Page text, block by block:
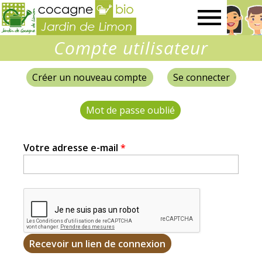
de
Limon
Compte utilisateur
OngletsCréer un nouveau compte Se connecter
Mot de passe oublié (onglet actif)
Votre adresse e-mail *